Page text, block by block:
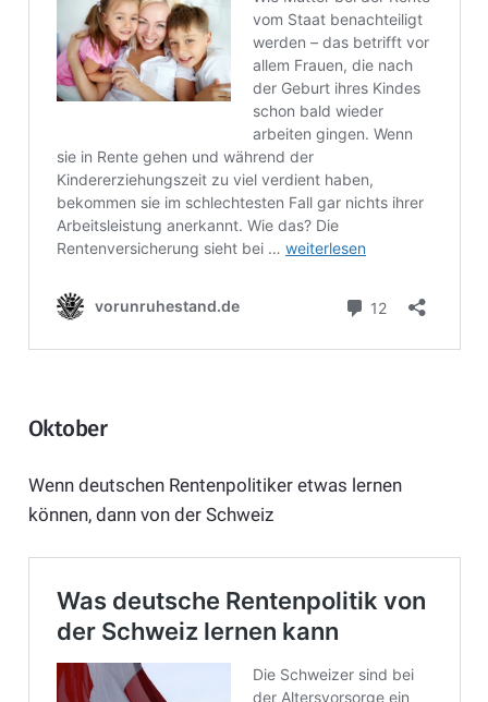
Oktober
Wenn deutschen Rentenpolitiker etwas lernen
können, dann von der Schweiz